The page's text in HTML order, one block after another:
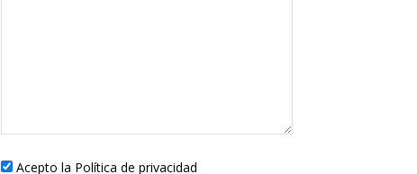
Acepto la Política de privacidad